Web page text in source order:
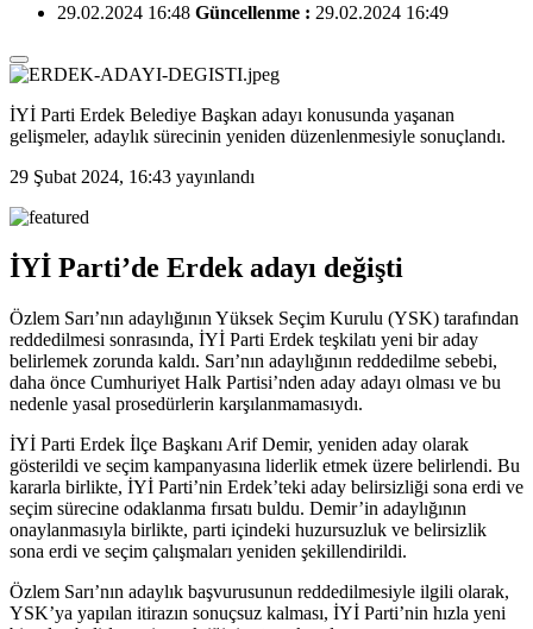
29.02.2024 16:48 Güncellenme : 29.02.2024 16:49
İYİ Parti Erdek Belediye Başkan adayı konusunda yaşanan
gelişmeler, adaylık sürecinin yeniden düzenlenmesiyle sonuçlandı.
29 Şubat 2024, 16:43 yayınlandı
İYİ Parti’de Erdek adayı değişti
Özlem Sarı’nın adaylığının Yüksek Seçim Kurulu (YSK) tarafından
reddedilmesi sonrasında, İYİ Parti Erdek teşkilatı yeni bir aday
belirlemek zorunda kaldı. Sarı’nın adaylığının reddedilme sebebi,
daha önce Cumhuriyet Halk Partisi’nden aday adayı olması ve bu
nedenle yasal prosedürlerin karşılanmamasıydı.
İYİ Parti Erdek İlçe Başkanı Arif Demir, yeniden aday olarak
gösterildi ve seçim kampanyasına liderlik etmek üzere belirlendi. Bu
kararla birlikte, İYİ Parti’nin Erdek’teki aday belirsizliği sona erdi ve
seçim sürecine odaklanma fırsatı buldu. Demir’in adaylığının
onaylanmasıyla birlikte, parti içindeki huzursuzluk ve belirsizlik
sona erdi ve seçim çalışmaları yeniden şekillendirildi.
Özlem Sarı’nın adaylık başvurusunun reddedilmesiyle ilgili olarak,
YSK’ya yapılan itirazın sonuçsuz kalması, İYİ Parti’nin hızla yeni